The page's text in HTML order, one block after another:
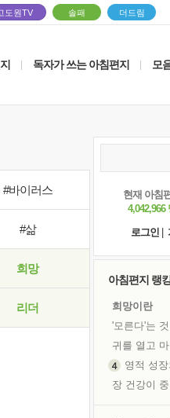
도원TV 솔패 더드림
독자가 쓰는 아침편지 모
#바이러스
#삶
희망
리더
현재 아침
4,042,966
로그인
아침편지 랭
희망이란
'모른다'는 것
영적 성
장 건강이